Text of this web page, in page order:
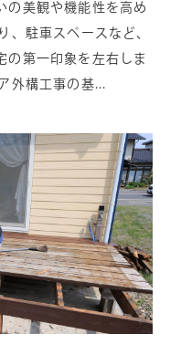
の美観や機能性を高め
、駐車スペースなど、
の第一印象を左右しま
外構工事の基...